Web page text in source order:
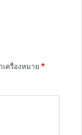
ครื่องหมาย *